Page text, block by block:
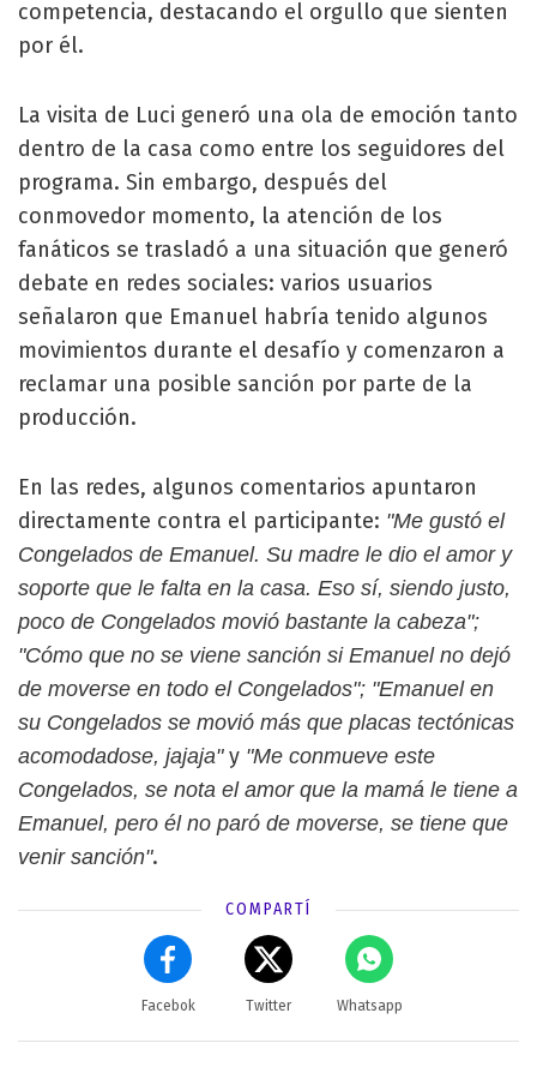
competencia, destacando el orgullo que sienten
por él.
La visita de Luci generó una ola de emoción tanto
dentro de la casa como entre los seguidores del
programa. Sin embargo, después del
conmovedor momento, la atención de los
fanáticos se trasladó a una situación que generó
debate en redes sociales: varios usuarios
señalaron que Emanuel habría tenido algunos
movimientos durante el desafío y comenzaron a
reclamar una posible sanción por parte de la
producción.
En las redes, algunos comentarios apuntaron
directamente contra el participante: "Me gustó el
Congelados de Emanuel. Su madre le dio el amor y
soporte que le falta en la casa. Eso sí, siendo justo,
poco de Congelados movió bastante la cabeza";
"Cómo que no se viene sanción si Emanuel no dejó
de moverse en todo el Congelados"; "Emanuel en
su Congelados se movió más que placas tectónicas
acomodadose, jajaja"y "Me conmueve este
Congelados, se nota el amor que la mamá le tiene a
Emanuel, pero él no paró de moverse, se tiene que
venir sanción".
COMPARTÍ
Facebok Twitter Whatsapp